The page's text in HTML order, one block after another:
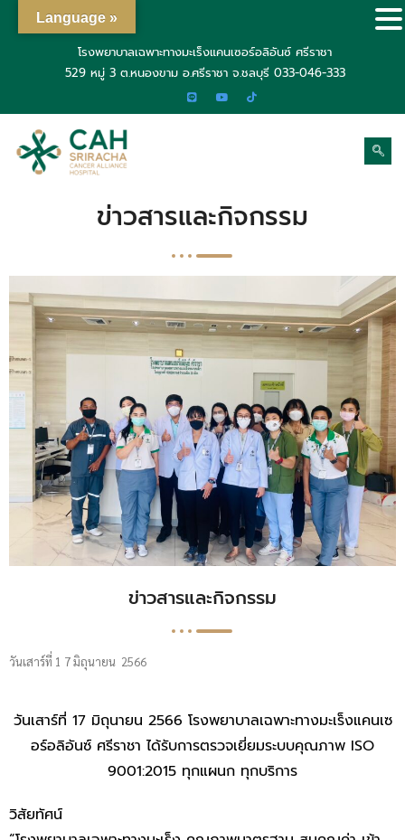
โรงพยาบาลเฉพาะทางมะเร็งแคนเซอร์อลิอันซ์ ศรีราชา
529 หมู่ 3 ต.หนองขาม อ.ศรีราชา จ.ชลบุรี 033-046-333
ข่าวสารและกิจกรรม
ข่าวสารและกิจกรรม
วันเสาร์ที่ 1 7 มิถุนายน 2566
วันเสาร์ที่ 17 มิถุนายน 2566 โรงพยาบาลเฉพาะทางมะเร็งแคนเซ
อร์อลิอันซ์ ศรีราชา ได้รับการตรวจเยี่ยมระบบคุณภาพ ISO
9001:2015 ทุกแผนก ทุกบริการ
วิสัยทัศน์
Language »